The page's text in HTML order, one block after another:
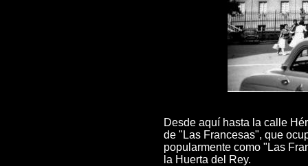
Desde aquí hasta la calle
de "Las Francesas", que
popularmente como "Las
la Huerta del Rey.